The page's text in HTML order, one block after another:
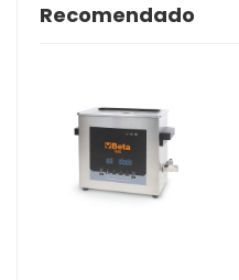
Recomendado